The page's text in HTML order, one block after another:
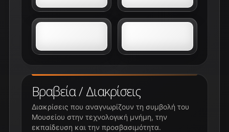
Βραβεία / Διακρίσεις
Διακρίσεις που αναγνωρίζουν τη συμβολή του
Μουσείου στην τεχνολογική μνήμη, την
εκπαίδευση και την προσβασιμότητα.